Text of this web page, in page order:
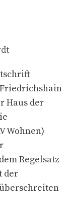
Haus der
Wohnen)
Regelsatz
der